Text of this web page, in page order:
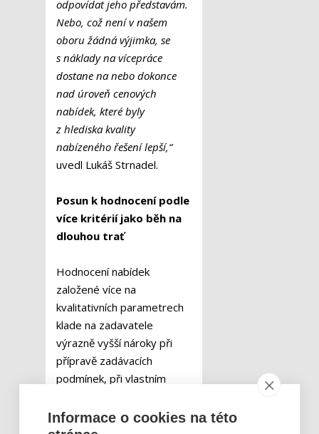
odpovídat jeho představám.
Nebo, což není v našem
oboru žádná výjimka, se
s náklady na vícepráce
dostane na nebo dokonce
nad úroveň cenových
nabídek, které byly
z hlediska kvality
nabízeného řešení lepší,“
uvedl Lukáš Strnadel.
Posun k hodnocení podle
více kritérií jako běh na
dlouhou trať
Hodnocení nabídek
založené více na
kvalitativních parametrech
klade na zadavatele
výrazně vyšší nároky při
přípravě zadávacích
podmínek, při vlastním
dokumentaci postupu
Informace o cookies na této